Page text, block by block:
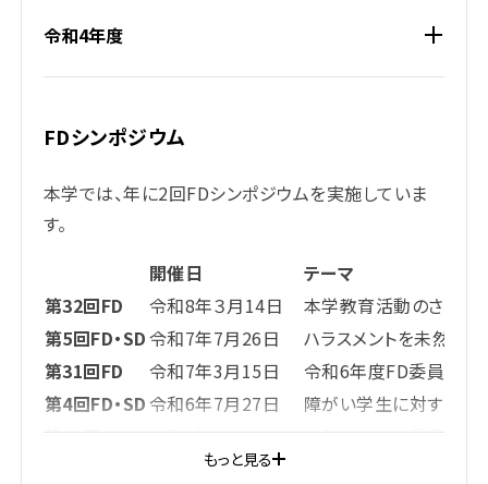
令和4年度
FDシンポジウム
本学では、年に2回FDシンポジウムを実施していま
す。
開催日
テーマ
第32回FD
令和8年３月14日
本学教育活動のさら
第5回FD・SD令和7年7月26日
ハラスメントを未然に
第31回FD
令和7年3月15日
令和6年度FD委員会の
第4回FD・SD令和6年7月27日
障がい学生に対する合
第30回FD
令和6年3月16日
令和5年度FD委員会の
令和5年7月15日
もっと見る